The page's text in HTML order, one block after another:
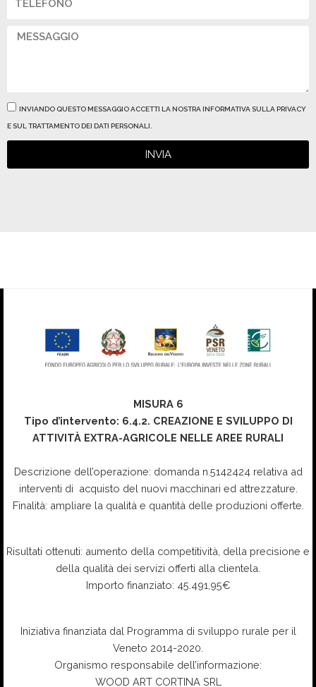
Messaggio
Privacy
INVIANDO QUESTO MESSAGGIO ACCETTI LA NOSTRA INFORMATIVA SULLA PRIVACY
E SUL TRATTAMENTO DEI DATI PERSONALI.
INVIA
MISURA 6
Tipo d’intervento: 6.4.2. CREAZIONE E SVILUPPO DI
ATTIVITÀ EXTRA-AGRICOLE NELLE AREE RURALI
Descrizione dell’operazione: domanda n.5142424 relativa ad
interventi di acquisto del nuovi macchinari ed attrezzature.
Finalità: ampliare la qualità e quantità delle produzioni offerte.
Risultati ottenuti: aumento della competitività, della precisione e
della qualità dei servizi offerti alla clientela.
Importo finanziato: 45.491,95€
Iniziativa finanziata dal Programma di sviluppo rurale per il
Veneto 2014-2020.
Organismo responsabile dell’informazione:
WOOD ART CORTINA SRL